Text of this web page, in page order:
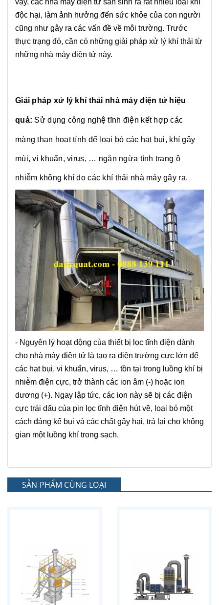
độc hại, làm ảnh hưởng đến sức khỏe của con người
cũng như gây ra các vấn đề về môi trường. Trước
thực trạng đó, cần có những giải pháp xử lý khí thải từ
những nhà máy điện tử này.
Giải pháp xử lý khí thải nhà máy điện tử hiệu
quả: Sử dụng công nghệ tĩnh điện kết hợp các
màng than hoạt tính để loại bỏ các hạt bụi, khí gây
mùi, vi khuẩn, virus, … ngăn ngừa tình trạng ô
nhiễm không khí do các khí thải nhà máy gây ra.
- Nguyên lý hoạt động của thiết bị lọc tĩnh điện dành
cho nhà máy điện tử là tạo ra điện trường cực lớn để
các hạt bụi, vi khuẩn, virus, … tồn tại trong luồng khí bị
nhiễm điện cực, trở thành các ion âm (-) hoặc ion
dương (+). Ngay lập tức, các ion này sẽ bị các điện
cực trái dấu của pin lọc tĩnh điện hút về, loại bỏ một
cách đáng kể bụi và các chất gây hại, trả lại cho không
gian một luồng khí trong sạch.
SẢN PHẨM CÙNG LOẠI